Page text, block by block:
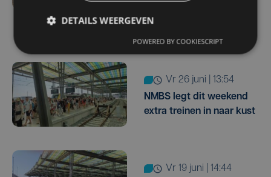
zomervakantie
vr 26 juni | 13:54
NMBS legt dit weekend
extra treinen in naar kust
vr 19 juni | 14:44
DETAILS WEERGEVEN
POWERED BY COOKIESCRIPT